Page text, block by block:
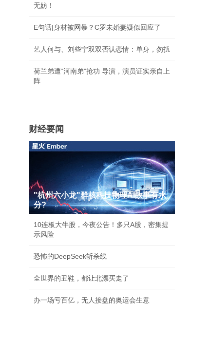
无妨！
E句话|身材被网暴？C罗未婚妻疑似回应了
艺人何与、刘些宁双双否认恋情：单身，勿扰
荷兰弟遭“河南弟”抢功 导演，演员证实亲自上
阵
财经要闻
"杭州六小龙"群核科技物理AI故事有水
分?
10连板大牛股，今夜公告！多只A股，密集提
示风险
恐怖的DeepSeek斩杀线
全世界的丑鞋，都让北漂买走了
办一场亏百亿，无人接盘的奥运会生意